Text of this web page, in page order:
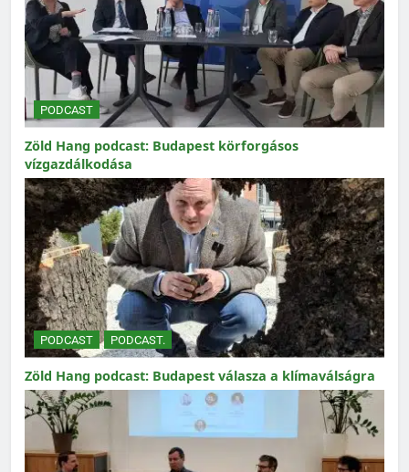
PODCAST
Zöld Hang podcast: Budapest körforgásos
vízgazdálkodása
PODCAST PODCAST.
Zöld Hang podcast: Budapest válasza a klímaválságra